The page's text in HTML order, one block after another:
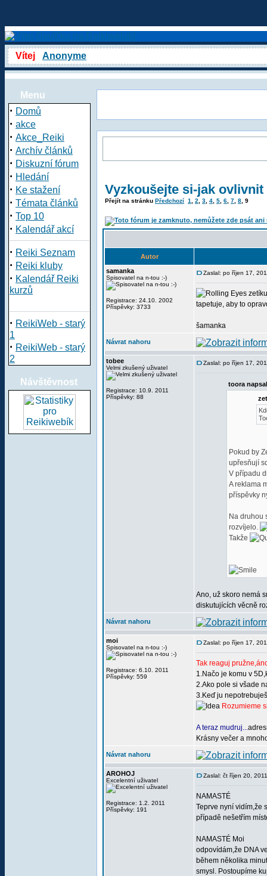
Vítej Anonyme
Menu
· Domů
· akce
· Akce_Reiki
· Archív článků
· Diskuzní fórum
· Hledání
· Ke stažení
· Témata článků
· Top 10
· Kalendář akcí
· Reiki Seznam
· Reiki kluby
· Kalendář Reiki
kurzů
· ReikiWeb - starý
1
· ReikiWeb - starý
2
Návštěvnost
Vyzkoušejte si-jak ovlivnit
Přejít na stránku Předchozí 1 2 3 4 5 6 7 8 9
Autor
samanka
Spisovatel na n-tou :-)
Registrace: 24.10. 2002
Příspěvky: 3733
Zaslal: po říjen 17,
tapetuje, aby to
šamanka
Návrat nahoru
tobee
Velmi zkušený uživatel
Registrace: 10.9. 2011
Příspěvky: 88
Zaslal: po říjen 17,
toora
Pokud by
upřesňují
V případu
A reklama
příspěvky
Na druhou
rozvíjelo.
Takže
Ano, už skoro nemá
diskutujících věcně
Návrat nahoru
moi
Spisovatel na n-tou :-)
Registrace: 6.10. 2011
Příspěvky: 559
Zaslal: po říjen 17,
Tak reaguj
1.Načo je komu v
2.Ako pole si všade
3.Keď ju
Rozumieme
A teraz mudruj...
Krásny večer a
Návrat nahoru
AROHOJ
Excelentní uživatel
Registrace: 1.2. 2011
Příspěvky: 191
Zaslal: čt říjen 20,
NAMASTÉ
Teprve nyní vidím,že
případě nešetřím
NAMASTÉ Moi
odpovídám,že DNA
během několika
smysl. Postoupíme